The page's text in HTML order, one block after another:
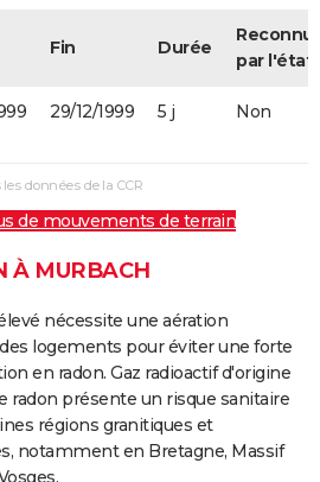
Fin Durée
par l'état
29/12/1999 5 j Non
données de la CCR
de mouvements de terrain
À MURBACH
nécessite une aération
logements pour éviter une forte
en radon. Gaz radioactif d'origine
radon présente un risque sanitaire
régions granitiques et
notamment en Bretagne, Massif